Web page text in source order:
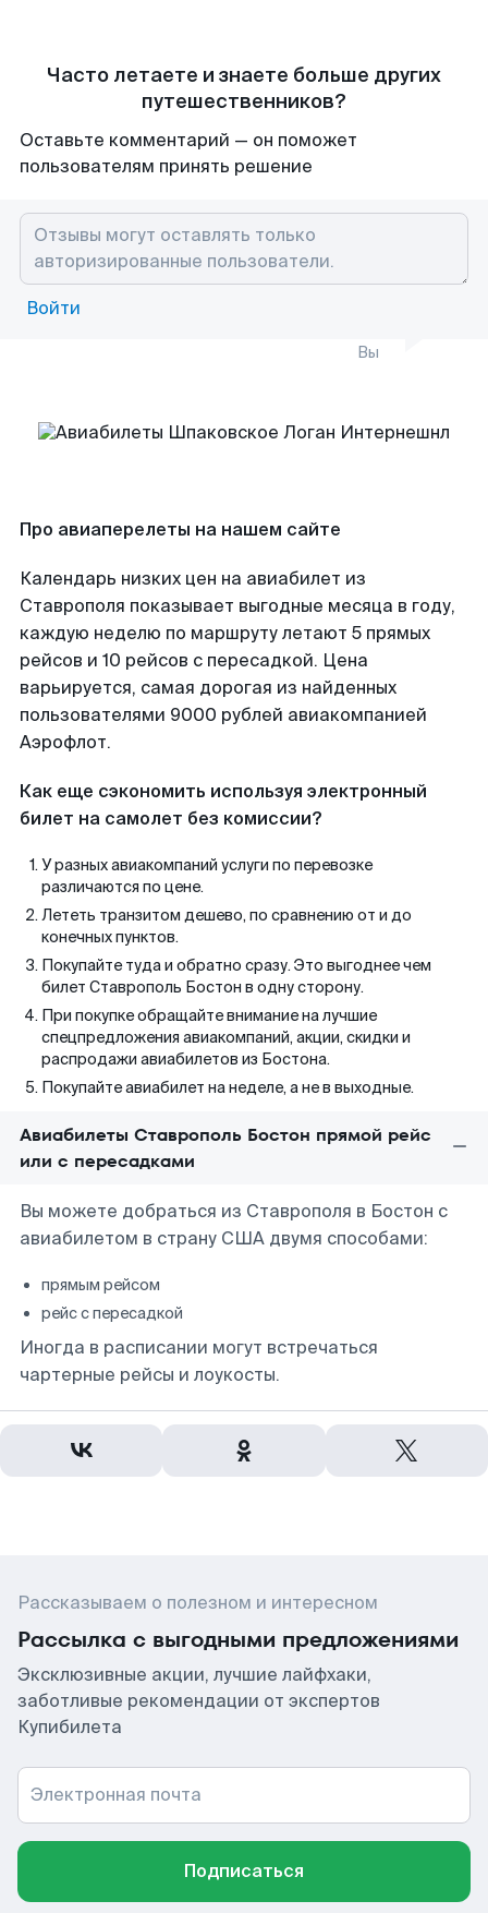
Часто летаете и знаете больше других
путешественников?
Оставьте комментарий — он поможет
пользователям принять решение
Войти
Вы
Про авиаперелеты на нашем сайте
Календарь низких цен на авиабилет из
Ставрополя показывает выгодные месяца в году,
каждую неделю по маршруту летают 5 прямых
рейсов и 10 рейсов с пересадкой. Цена
варьируется, самая дорогая из найденных
пользователями 9000 рублей авиакомпанией
Аэрофлот.
Как еще сэкономить используя электронный
билет на самолет без комиссии?
У разных авиакомпаний услуги по перевозке
различаются по цене.
Лететь транзитом дешево, по сравнению от и до
конечных пунктов.
Покупайте туда и обратно сразу. Это выгоднее чем
билет Ставрополь Бостон в одну сторону.
При покупке обращайте внимание на лучшие
спецпредложения авиакомпаний, акции, скидки и
распродажи авиабилетов из Бостона.
Покупайте авиабилет на неделе, а не в выходные.
Авиабилеты Ставрополь Бостон прямой рейс
или с пересадками
Вы можете добраться из Ставрополя в Бостон с
авиабилетом в страну США двумя способами:
прямым рейсом
рейс с пересадкой
Иногда в расписании могут встречаться
чартерные рейсы и лоукосты.
Рассказываем о полезном и интересном
Рассылка с выгодными предложениями
Эксклюзивные акции, лучшие лайфхаки,
заботливые рекомендации от экспертов
Купибилета
Электронная почта
Подписаться